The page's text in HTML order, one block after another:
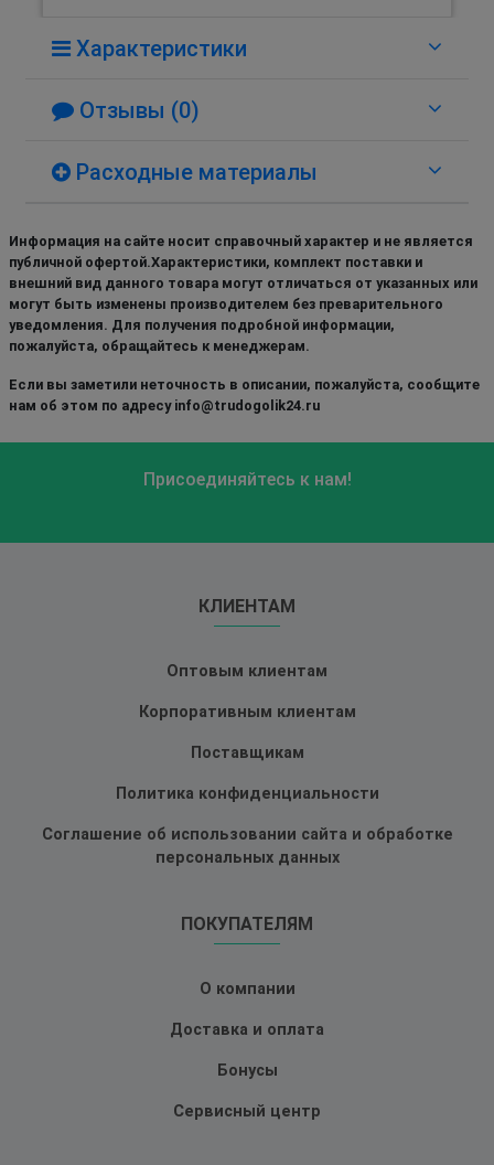
Характеристики
Отзывы (0)
Расходные материалы
Информация на сайте носит справочный характер и не является
публичной офертой.Характеристики, комплект поставки и
внешний вид данного товара могут отличаться от указанных или
могут быть изменены производителем без преварительного
уведомления. Для получения подробной информации,
пожалуйста, обращайтесь к менеджерам.
Если вы заметили неточность в описании, пожалуйста, сообщите
нам об этом по адресу info@trudogolik24.ru
Присоединяйтесь к нам!
КЛИЕНТАМ
Оптовым клиентам
Корпоративным клиентам
Поставщикам
Политика конфиденциальности
Соглашение об использовании сайта и обработке
персональных данных
ПОКУПАТЕЛЯМ
О компании
Доставка и оплата
Бонусы
Сервисный центр